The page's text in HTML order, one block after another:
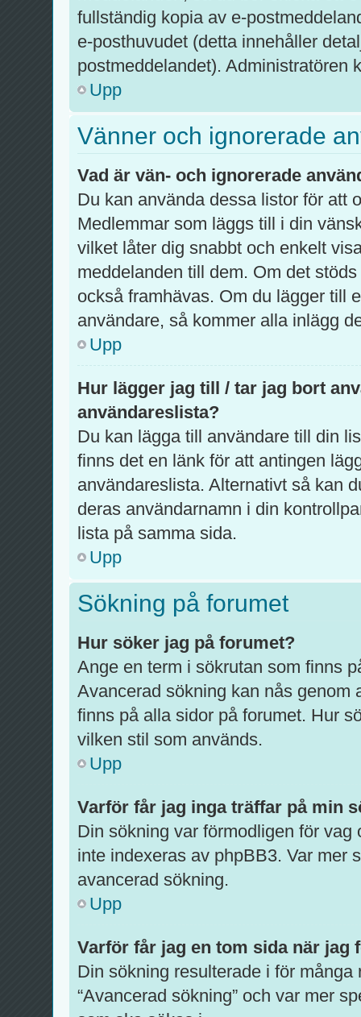
fullständig kopia av e-
e-posthuvudet (detta innehåller
postmeddelandet). Administratören
Upp
Vänner och ignorerade
Vad är vän- och ignorerade
Du kan använda dessa listor för att
Medlemmar som läggs till i din
vilket låter dig snabbt och enkelt
meddelanden till dem. Om det
också framhävas. Om du lägger till
användare, så kommer alla inlägg
Upp
Hur lägger jag till / tar jag bort
användareslista?
Du kan lägga till användare till din
finns det en länk för att antingen
användareslista. Alternativt så kan
deras användarnamn i din
lista på samma sida.
Upp
Sökning på forumet
Hur söker jag på forumet?
Ange en term i sökrutan som finns
Avancerad sökning kan nås genom
finns på alla sidor på forumet. Hur
vilken stil som används.
Upp
Varför får jag inga träffar på min
Din sökning var förmodligen för
inte indexeras av phpBB3. Var mer
avancerad sökning.
Upp
Varför får jag en tom sida när jag
Din sökning resulterade i för
“Avancerad sökning” och var mer